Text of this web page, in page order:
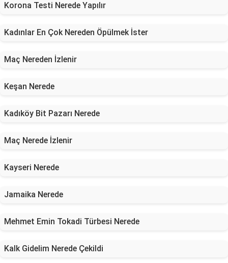
Korona Testi Nerede Yapılır
Kadınlar En Çok Nereden Öpülmek İster
Maç Nereden İzlenir
Keşan Nerede
Kadıköy Bit Pazarı Nerede
Maç Nerede İzlenir
Kayseri Nerede
Jamaika Nerede
Mehmet Emin Tokadi Türbesi Nerede
Kalk Gidelim Nerede Çekildi